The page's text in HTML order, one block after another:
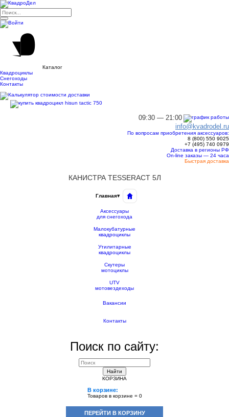
Каталог
Квадроциклы
Снегоходы
Контакты
09:30 — 21:00
info@kvadrodel.ru
По вопросам приобретения аксессуаров:
8 (800) 550 9025
+7 (495) 740 0979
Доставка в регионы РФ
On-line заказы — 24 часа
Быстрая доставка
КАНИСТРА TESSERACT 5Л
Главная▾
Аксессуары
для снегохода
Малокубатурные
квадроциклы
Утилитарные
квадроциклы
Скутеры
мотоциклы
UTV
мотовездеходы
Вакансии
Контакты
Поиск по сайту:
Найти
КОРЗИНА
В корзине:
Товаров в корзине = 0
ПЕРЕЙТИ В КОРЗИНУ